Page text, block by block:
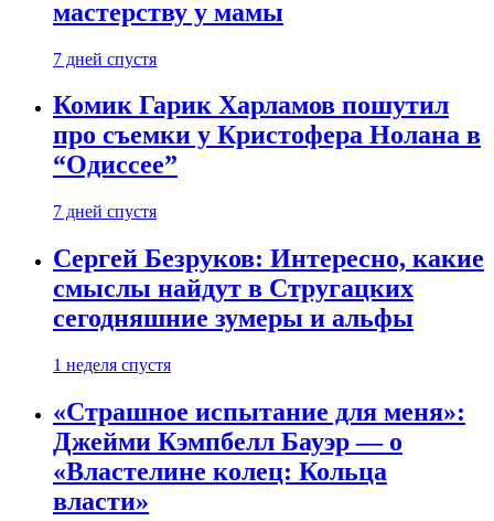
мастерству у мамы
7 дней спустя
Комик Гарик Харламов пошутил
про съемки у Кристофера Нолана в
“Одиссее”
7 дней спустя
Сергей Безруков: Интересно, какие
смыслы найдут в Стругацких
сегодняшние зумеры и альфы
1 неделя спустя
«Страшное испытание для меня»:
Джейми Кэмпбелл Бауэр — о
«Властелине колец: Кольца
власти»